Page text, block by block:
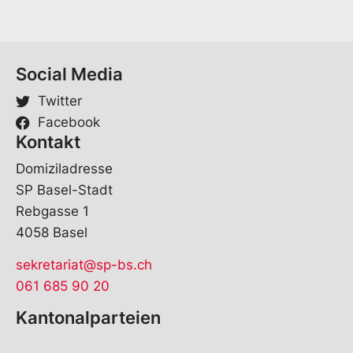
Social Media
Twitter
Facebook
Kontakt
Domiziladresse
SP Basel-Stadt
Rebgasse 1
4058 Basel
sekretariat@sp-bs.ch
061 685 90 20
Kantonalparteien